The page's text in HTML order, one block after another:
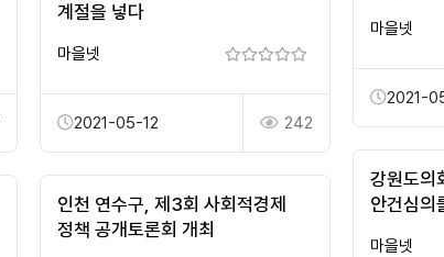
마을넷
2021-
계절을 넣다
마을넷
2021-05-12 242
강원도의
안건심의
마을넷
인천 연수구, 제3회 사회적경제
정책 공개토론회 개최